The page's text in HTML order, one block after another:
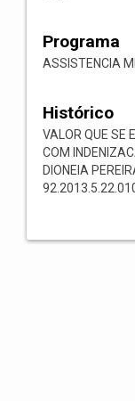
Programa
ASSISTENCIA
Histórico
VALOR QUE SE
COM
DIONEIA